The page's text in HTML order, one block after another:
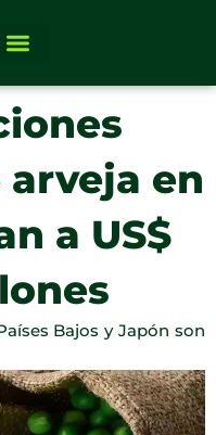
en
a US$
Bajos y Japón son